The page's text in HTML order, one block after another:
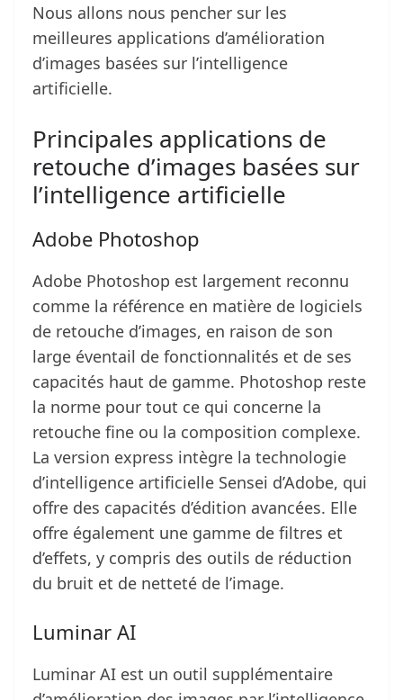
Nous allons nous pencher sur les
meilleures applications d’amélioration
d’images basées sur l’intelligence
artificielle.
Principales applications de
retouche d’images basées sur
l’intelligence artificielle
Adobe Photoshop
Adobe Photoshop est largement reconnu
comme la référence en matière de logiciels
de retouche d’images, en raison de son
large éventail de fonctionnalités et de ses
capacités haut de gamme. Photoshop reste
la norme pour tout ce qui concerne la
retouche fine ou la composition complexe.
La version express intègre la technologie
d’intelligence artificielle Sensei d’Adobe, qui
offre des capacités d’édition avancées. Elle
offre également une gamme de filtres et
d’effets, y compris des outils de réduction
du bruit et de netteté de l’image.
Luminar AI
Luminar AI est un outil supplémentaire